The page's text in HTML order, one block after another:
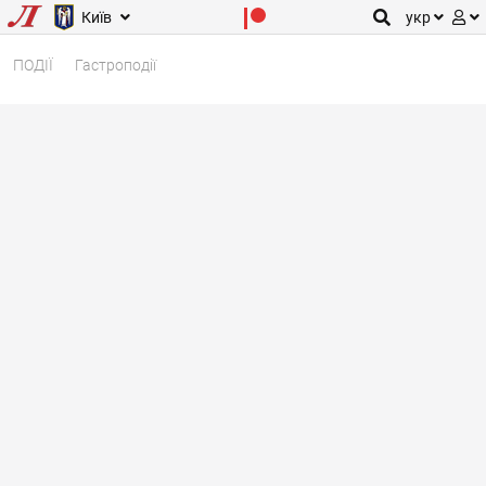
Київ укр
ПОДІЇ Гастроподії